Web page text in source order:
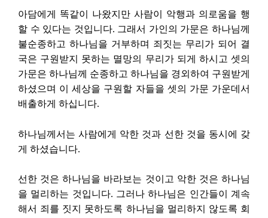
아담에게 똑같이 나왔지만 사람이 악행과 의로움을 행
할 수 있다는 것입니다. 그래서 가인의 가문은 하나님께
불순종하고 하나님을 거부하며 죄짓는 무리가 되어 결
국은 구원받지 못하는 멸망의 무리가 되게 하시고 셋의
가문은 하나님께 순종하고 하나님을 경외하여 구원받게
하셨으며 이 세상을 구원할 자들을 셋의 가문 가운데서
배출하게 하십니다.
하나님께서는 사람에게 악한 것과 선한 것을 동시에 갖
게 하셨습니다.
선한 것은 하나님을 바라보는 것이고 악한 것은 하나님
을 멀리하는 것입니다. 그러나 하나님은 인간들이 계속
해서 죄를 짓지 못하도록 하나님을 멀리하지 않도록 회